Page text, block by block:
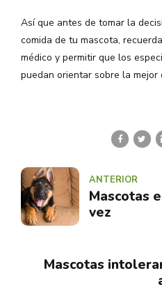
Así que antes de tomar la
comida de tu mascota,
médico y permitir que los
puedan orientar sobre la
ANTERIOR
Mascotas
vez
Mascotas